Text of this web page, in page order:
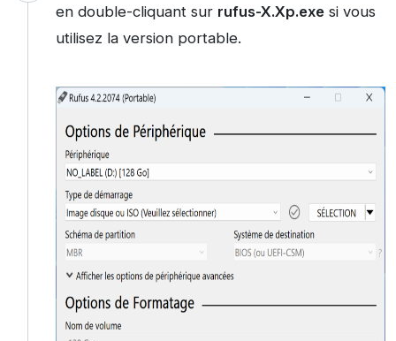
en double-cliquant sur rufus-X.Xp.exesi vous
utilisez la version portable.